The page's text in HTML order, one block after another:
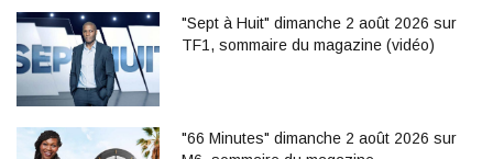
"Sept à Huit" dimanche 2 août 2026 sur
TF1, sommaire du magazine (vidéo)
"66 Minutes" dimanche 2 août 2026 sur